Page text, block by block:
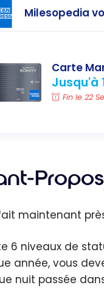
Milesopedia
Carte
Jusqu'à
Fin le 22
Propos
maintenant
6 niveaux de
année, vous
nuit passée